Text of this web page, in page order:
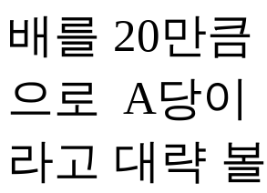
배를 20만
으로 A당이
라고 대략